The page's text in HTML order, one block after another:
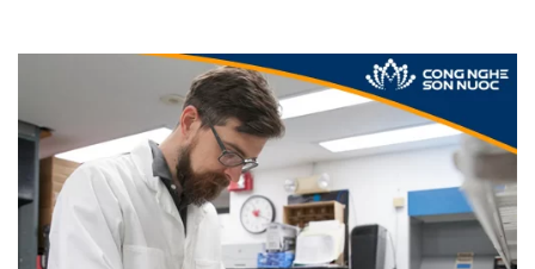
Điểm qua 5 loại sơn chống nóng cách nhiệt tốt
nhất hiện nay